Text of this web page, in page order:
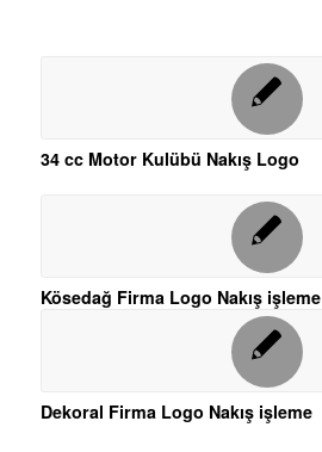
34 cc Motor Kulübü Nakış Logo
Kösedağ Firma Logo Nakış işleme
Dekoral Firma Logo Nakış işleme